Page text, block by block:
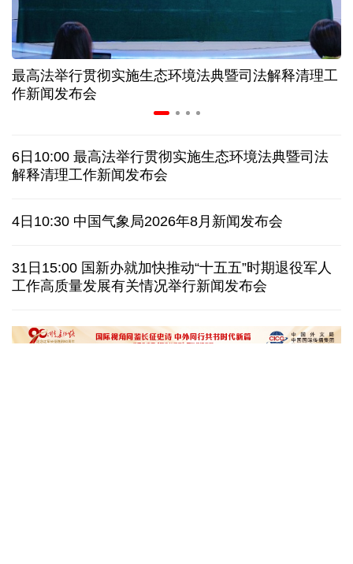
7月份中国仓储指数保持扩张 行业运行韧性较强
金价大反弹！黄金以旧换新业务火热，记者探访
特朗普再签行政令 禁止“生育旅游”收紧“出生公民权”
伊朗拟禁止敌对方通行霍尔木兹海峡 对违规者重罚
美参议院委员会投票认定传染病专家福奇藐视国会
最高法举行贯彻实施生态环境法典暨司法解释清理工
作新闻发布会
6日10:00 最高法举行贯彻实施生态环境法典暨司法
解释清理工作新闻发布会
4日10:30 中国气象局2026年8月新闻发布会
31日15:00 国新办就加快推动“十五五”时期退役军人
工作高质量发展有关情况举行新闻发布会